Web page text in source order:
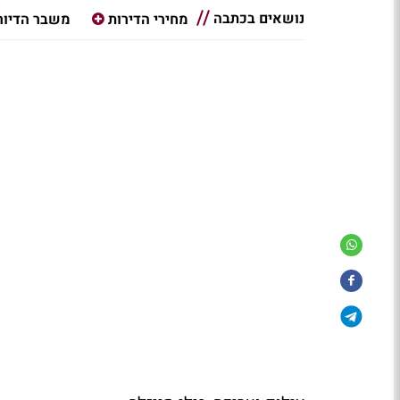
נושאים בכתבה
מחירי הדירות משבר